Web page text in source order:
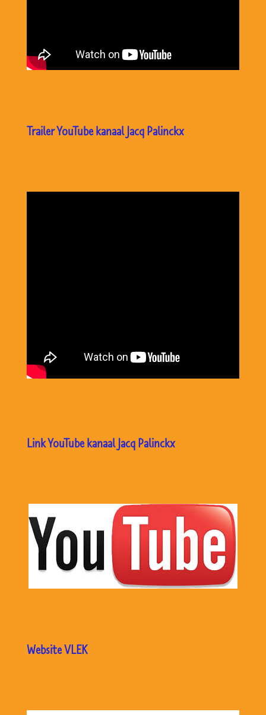
Trailer YouTube kanaal Jacq Palinckx
Link YouTube kanaal Jacq Palinckx
Website VLEK